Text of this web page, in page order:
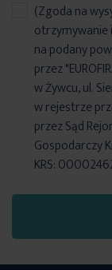
(Zgoda na
na podany
przez
w Żywcu, ul.
w rejestrze
przez Sąd
Gospodarczy
KRS: